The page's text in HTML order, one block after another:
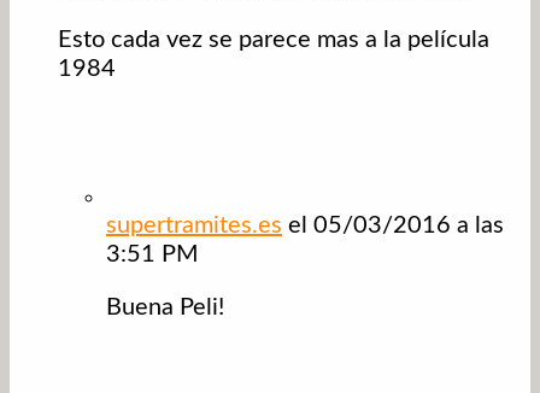
Esto cada vez se parece mas a la película
1984
supertramites.es el 05/03/2016 a las
3:51 PM
Buena Peli!